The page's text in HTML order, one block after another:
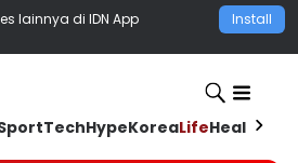
lainnya di IDN App Install
TechHypeKoreaLifeHealth